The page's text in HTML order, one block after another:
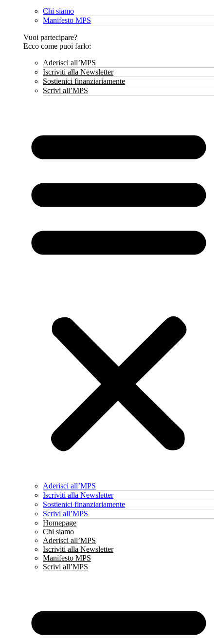
Chi siamo
Manifesto MPS
Vuoi partecipare?
Ecco come puoi farlo:
Aderisci all’MPS
Iscriviti alla Newsletter
Sostienici finanziariamente
Scrivi all’MPS
Aderisci all’MPS
Iscriviti alla Newsletter
Sostienici finanziariamente
Scrivi all’MPS
Homepage
Chi siamo
Aderisci all’MPS
Iscriviti alla Newsletter
Manifesto MPS
Scrivi all’MPS